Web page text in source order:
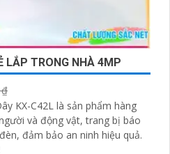
LẮP TRONG NHÀ 4MP
KX-C42L là sản phẩm hàng
và động vật, trang bị báo
đảm bảo an ninh hiệu quả.